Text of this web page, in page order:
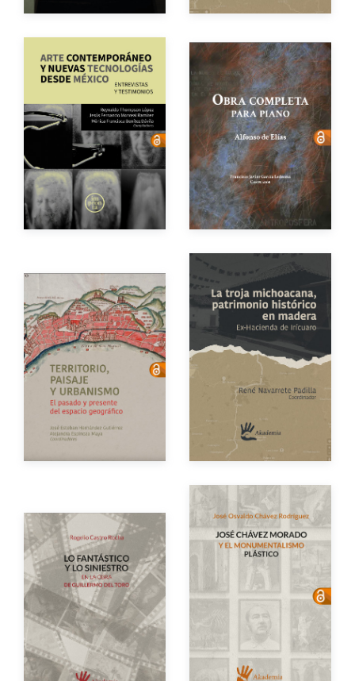
Autores
Año de edición
eBook
Autor
Año de edición
eBook Gratuito
Autores
Año de edición
eBook
Autor
Año de edición
Impreso
Autor
Año de edición
eBook Gratuito
Autor